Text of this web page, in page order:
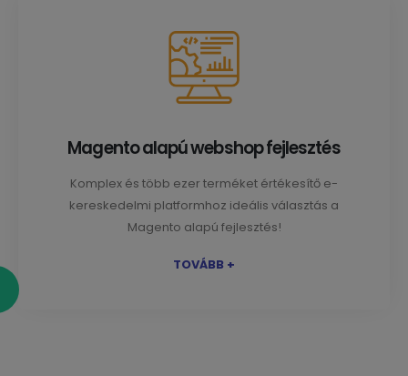
TOVÁBB +
Magento alapú webshop fejlesztés
Komplex és több ezer terméket értékesítő e-
kereskedelmi platformhoz ideális választás a
Magento alapú fejlesztés!